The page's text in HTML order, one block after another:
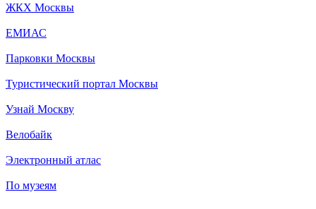
ЖКХ Москвы
ЕМИАС
Парковки Москвы
Туристический портал Москвы
Узнай Москву
Велобайк
Электронный атлас
По музеям